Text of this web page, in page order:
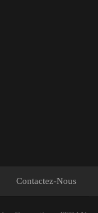
Contactez-Nous